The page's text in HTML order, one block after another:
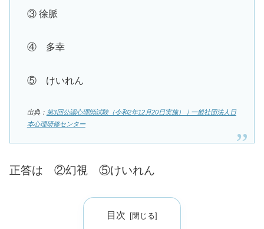
③ 徐脈
④ 多幸
⑤ けいれん
出典： 第3回公認心理師試験（令和2年12月20日実施）｜一般社団法人日
本心理研修センター
正答は ②幻視 ⑤けいれん
目次